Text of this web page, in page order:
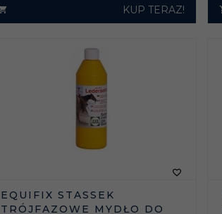
KUP TERAZ!
EQUIFIX STASSEK
TRÓJFAZOWE MYDŁO DO